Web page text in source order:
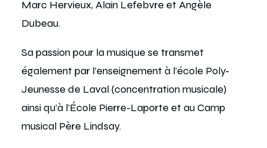
Marc Hervieux, Alain Lefebvre et Angèle
Dubeau.
Sa passion pour la musique se transmet
également par l’enseignement à l’école Poly-
Jeunesse de Laval (concentration musicale)
ainsi qu’à l’École Pierre-Laporte et au Camp
musical Père Lindsay.